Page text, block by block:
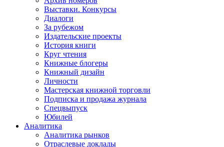
Выставки. Конкурсы
Диалоги
За рубежом
Издательские проекты
История книги
Круг чтения
Книжные блогеры
Книжный дизайн
Личности
Мастерская книжной торговли
Подписка и продажа журнала
Спецвыпуск
Юбилей
Аналитика
Аналитика рынков
Отраслевые доклады